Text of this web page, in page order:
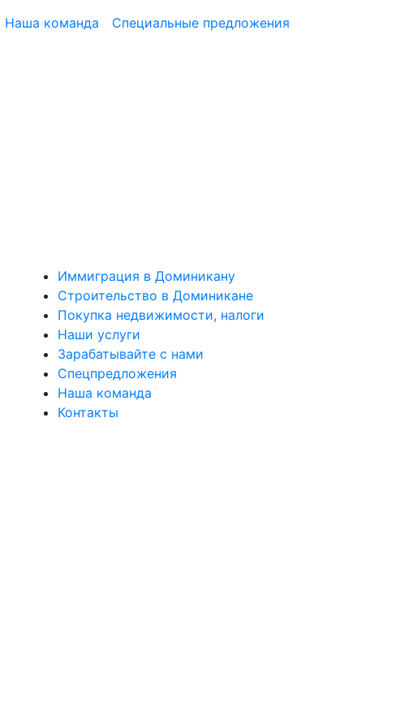
Наша команда
Специальные предложения
Иммиграция в Доминикану
Строительство в Доминикане
Покупка недвижимости, налоги
Наши услуги
Зарабатывайте с нами
Спецпредложения
Наша команда
Контакты